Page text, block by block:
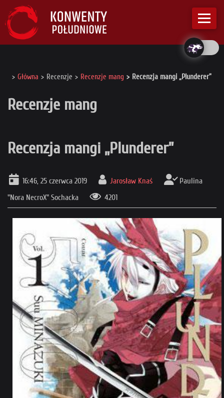
Główna Recenzje Recenzje mang Recenzja mangi „Plunderer”
Recenzje mang
Recenzja mangi „Plunderer”
16:46, 25 czerwca 2019 Jarosław Knaś
Paulina
"Nora NecroX" Sochacka
4201